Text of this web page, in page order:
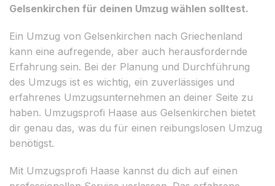
Gelsenkirchen für deinen Umzug wählen solltest.
Ein Umzug von Gelsenkirchen nach Griechenland
kann eine aufregende, aber auch herausfordernde
Erfahrung sein. Bei der Planung und Durchführung
des Umzugs ist es wichtig, ein zuverlässiges und
erfahrenes Umzugsunternehmen an deiner Seite zu
haben. Umzugsprofi Haase aus Gelsenkirchen bietet
dir genau das, was du für einen reibungslosen Umzug
benötigst.
Mit Umzugsprofi Haase kannst du dich auf einen